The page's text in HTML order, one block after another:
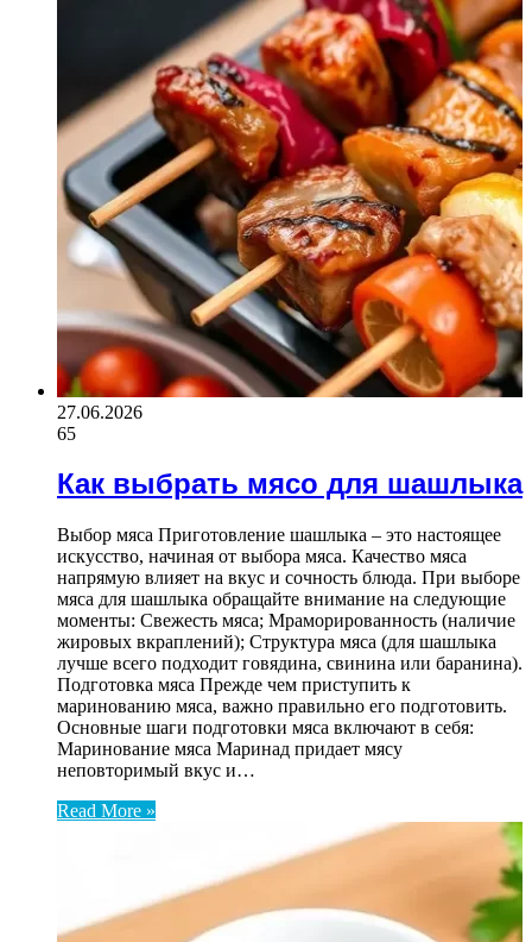
27.06.2026
65
Как выбрать мясо для шашлыка
Выбор мяса Приготовление шашлыка – это настоящее
искусство, начиная от выбора мяса. Качество мяса
напрямую влияет на вкус и сочность блюда. При выборе
мяса для шашлыка обращайте внимание на следующие
моменты: Свежесть мяса; Мраморированность (наличие
жировых вкраплений); Структура мяса (для шашлыка
лучше всего подходит говядина, свинина или баранина).
Подготовка мяса Прежде чем приступить к
маринованию мяса, важно правильно его подготовить.
Основные шаги подготовки мяса включают в себя:
Маринование мяса Маринад придает мясу
неповторимый вкус и…
Read More »